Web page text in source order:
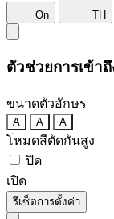
On TH
ตัวช่วยการเข้าถึ
ขนาดตัวอักษร
A A A
โหมดสีตัดกันสูง
ปิด
เปิด
รีเซ็ตการตั้งค่า